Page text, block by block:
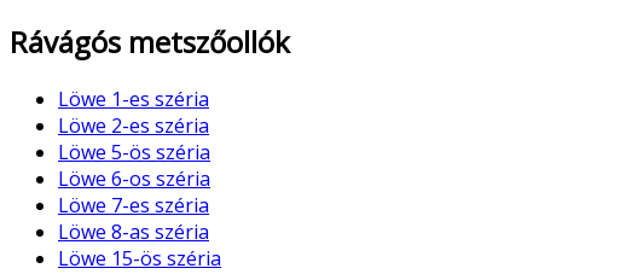
Rávágós metszőollók
Löwe 1-es széria
Löwe 2-es széria
Löwe 5-ös széria
Löwe 6-os széria
Löwe 7-es széria
Löwe 8-as széria
Löwe 15-ös széria